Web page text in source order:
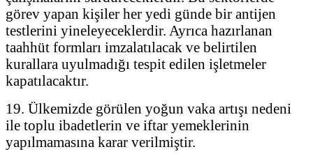
görev yapan kişiler her yedi günde bir antijen
testlerini yineleyeceklerdir. Ayrıca hazırlanan
taahhüt formları imzalatılacak ve belirtilen
kurallara uyulmadığı tespit edilen işletmeler
kapatılacaktır.
19. Ülkemizde görülen yoğun vaka artışı nedeni
ile toplu ibadetlerin ve iftar yemeklerinin
yapılmamasına karar verilmiştir.